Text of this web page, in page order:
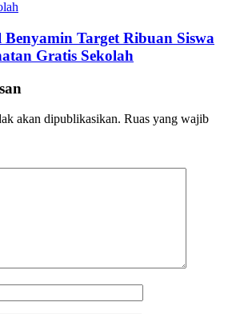
Benyamin Target Ribuan Siswa
Gratis Sekolah
akan dipublikasikan. Ruas yang wajib